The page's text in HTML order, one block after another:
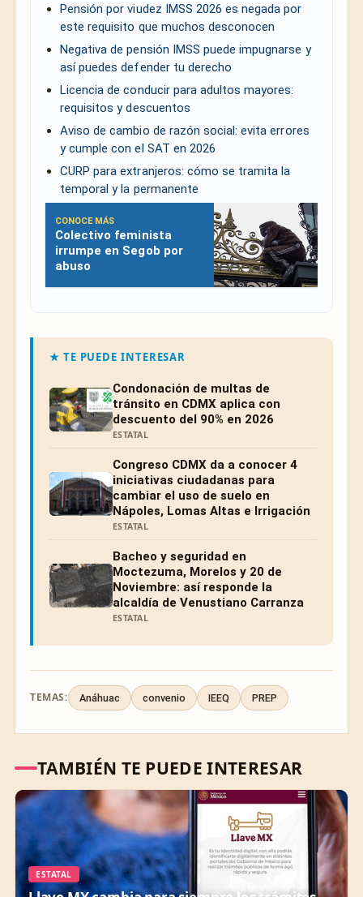
Pensión por viudez IMSS 2026 es negada por
este requisito que muchos desconocen
Negativa de pensión IMSS puede impugnarse y
así puedes defender tu derecho
Licencia de conducir para adultos mayores:
requisitos y descuentos
Aviso de cambio de razón social: evita errores
y cumple con el SAT en 2026
CURP para extranjeros: cómo se tramita la
temporal y la permanente
CONOCE MÁS
Colectivo feminista
irrumpe en Segob por
abuso
★ TE PUEDE INTERESAR
Condonación de multas de
tránsito en CDMX aplica con
descuento del 90% en 2026
ESTATAL
Congreso CDMX da a conocer 4
iniciativas ciudadanas para
cambiar el uso de suelo en
Nápoles, Lomas Altas e Irrigación
ESTATAL
Bacheo y seguridad en
Moctezuma, Morelos y 20 de
Noviembre: así responde la
alcaldía de Venustiano Carranza
ESTATAL
TEMAS: Anáhuac convenio IEEQ PREP
TAMBIÉN TE PUEDE INTERESAR
ESTATAL